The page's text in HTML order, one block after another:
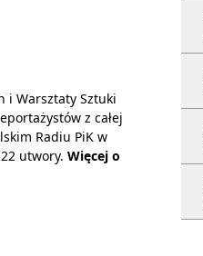
i Warsztaty Sztuki
z całej
Radiu PiK w
utwory. Więcej o